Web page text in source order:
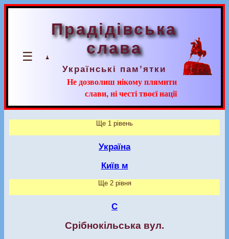
☰
Прадідівська
слава
Українські пам’ятки
Не дозволиш нікому плямити
слави, ні честі твоєї нації
Ще 1 рівень
Україна
Київ м
Ще 2 рівня
С
Срібнокільська вул.